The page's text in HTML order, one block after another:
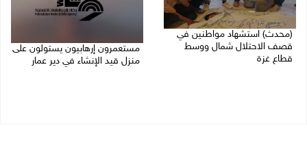
(محدث) استشهاد مواطنين في
قصف الاحتلال شمال ووسط
قطاع غزة
مستعمرون إرهابيون يستولون على
منزل قيد الإنشاء في دير عمار